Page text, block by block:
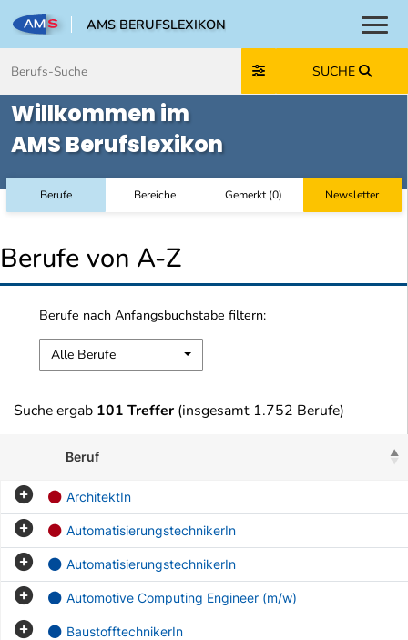
AMS BERUFSLEXIKON
SUCHE
Willkommen im
AMS Berufslexikon
Berufe Bereiche Gemerkt(0) Newsletter
Berufe von A-Z
Berufe nach Anfangsbuchstabe filtern:
Alle Berufe
Suche ergab 101 Treffer (insgesamt 1.752 Berufe)
Beruf
ArchitektIn
AutomatisierungstechnikerIn
AutomatisierungstechnikerIn
Automotive Computing Engineer (m/w)
BaustofftechnikerIn